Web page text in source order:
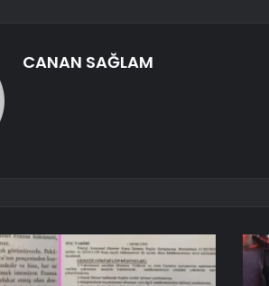
CANAN SAĞLAM